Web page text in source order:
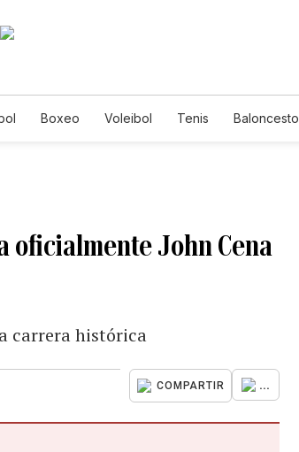
Boxeo Voleibol Tenis Baloncesto
oficialmente John Cena
carrera histórica
COMPARTIR ...